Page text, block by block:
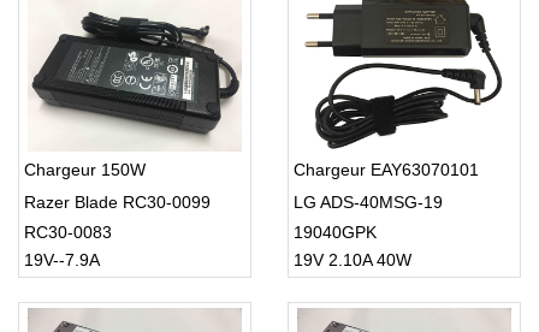
Chargeur 150W
Razer Blade RC30-0099
RC30-0083
19V--7.9A
Chargeur EAY63070101
LG ADS-40MSG-19
19040GPK
19V 2.10A 40W